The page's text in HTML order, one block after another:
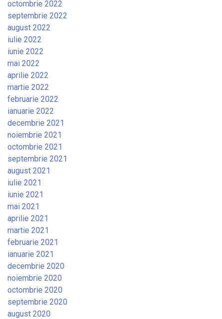
octombrie 2022
septembrie 2022
august 2022
iulie 2022
iunie 2022
mai 2022
aprilie 2022
martie 2022
februarie 2022
ianuarie 2022
decembrie 2021
noiembrie 2021
octombrie 2021
septembrie 2021
august 2021
iulie 2021
iunie 2021
mai 2021
aprilie 2021
martie 2021
februarie 2021
ianuarie 2021
decembrie 2020
noiembrie 2020
octombrie 2020
septembrie 2020
august 2020